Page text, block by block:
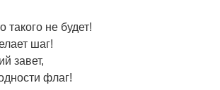
такого не будет!
шаг!
завет,
флаг!